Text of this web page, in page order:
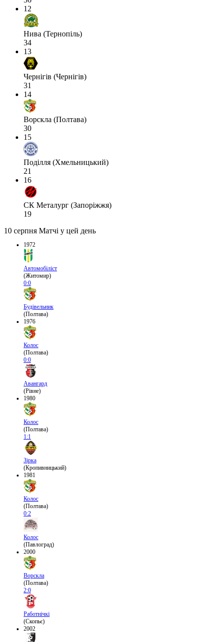
12
Нива (Тернопіль)
34
13
Чернігів (Чернігів)
31
14
Ворскла (Полтава)
30
15
Поділля (Хмельницький)
21
16
СК Металург (Запоріжжя)
19
10 серпня Матчі у цей день
1972
Автомобіліст
(Житомир)
0:0
Будівельник
(Полтава)
1976
Колос
(Полтава)
0:0
Авангард
(Рівне)
1980
Колос
(Полтава)
1:1
Зірка
(Кропивницький)
1981
Колос
(Полтава)
0:2
Колос
(Павлоград)
2000
Ворскла
(Полтава)
2:0
Работнічкі
(Скопьє)
2002